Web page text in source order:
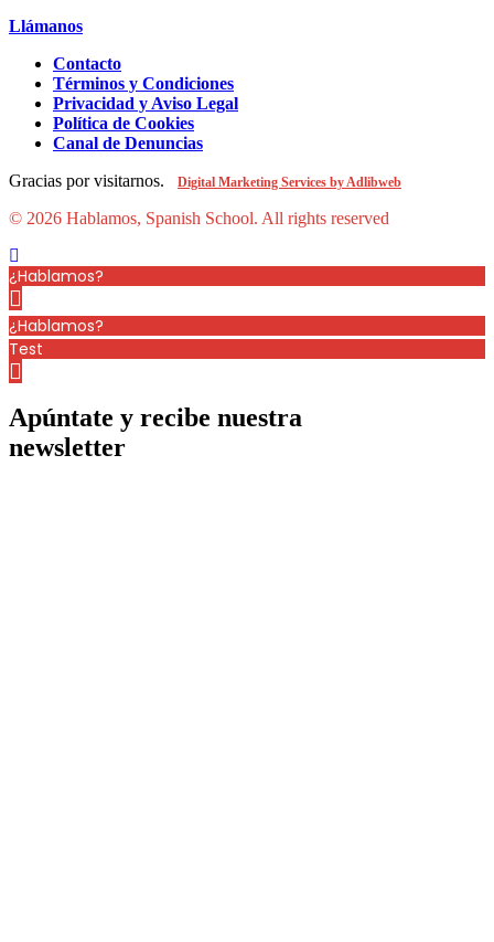
Llámanos
Contacto
Términos y Condiciones
Privacidad y Aviso Legal
Política de Cookies
Canal de Denuncias
Gracias por visitarnos.
Digital Marketing Services by Adlibweb
© 2026 Hablamos, Spanish School. All rights reserved
¿Hablamos?
¿Hablamos?
Test
Apúntate y recibe nuestra
newsletter